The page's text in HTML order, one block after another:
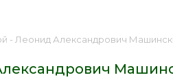
Леонид Александрович Машинский 📕 -